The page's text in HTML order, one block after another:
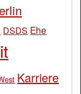
DSDS Ehe
Karriere